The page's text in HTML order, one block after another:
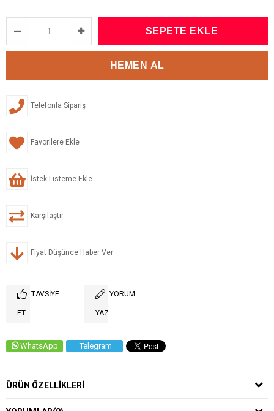
Telefonla Sipariş
Favorilere Ekle
İstek Listeme Ekle
Karşılaştır
Fiyat Düşünce Haber Ver
TAVSIYE
ET
YORUM
YAZ
WhatsApp Telegram
ÜRÜN ÖZELLIKLERI